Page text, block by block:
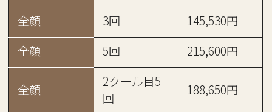
全顔
3回
145,530円
全顔
5回 215,600円
全顔
2クール目5
回
188,650円